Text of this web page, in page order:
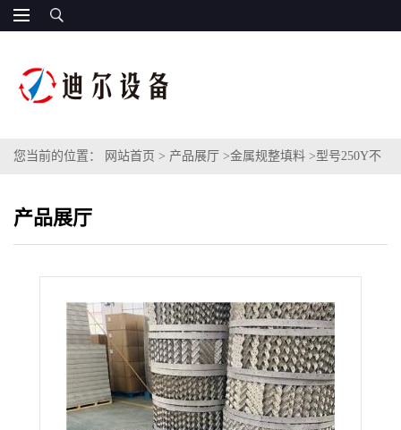
您当前的位置： 网站首页 > 产品展厅 >金属规整填料 >型号250Y不
产品展厅